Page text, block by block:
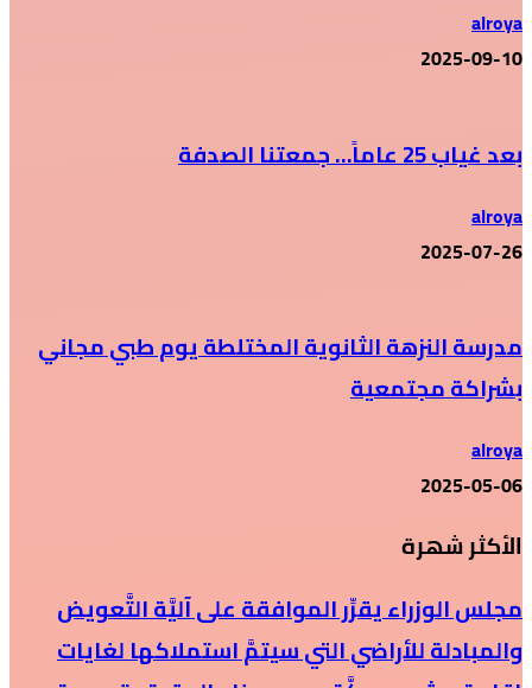
alroya
2025-09-10
بعد غياب 25 عاماً… جمعتنا الصدفة
alroya
2025-07-26
مدرسة النزهة الثانوية المختلطة يوم طبي مجاني
بشراكة مجتمعية
alroya
2025-05-06
الأكثر شهرة
مجلس الوزراء يقرِّر الموافقة على آليَّة التَّعويض
والمبادلة للأراضي التي سيتمَّ استملاكها لغايات